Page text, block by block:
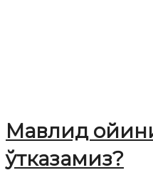
Мавлид
ўтказамиз?